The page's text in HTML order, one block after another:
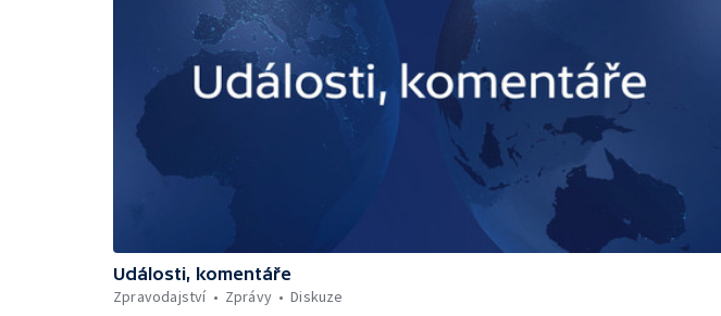
Události, komentáře
Zpravodajství
Zprávy Diskuze